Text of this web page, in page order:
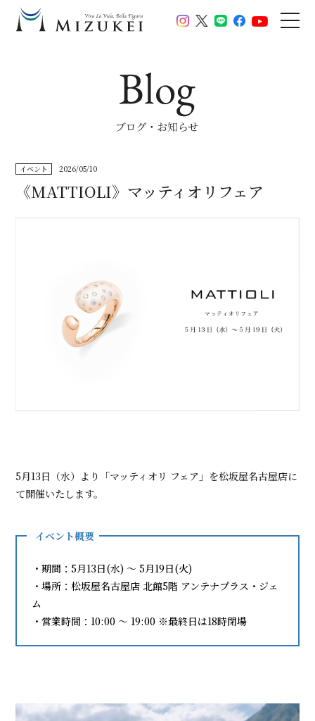
イベント 2026/05/10
《MATTIOLI》マッティオリフェア
5月13日（水）より「マッティオリ フェア」を松坂屋名古屋店に
て開催いたします。
イベント概要
・期間：5月13日(水) 〜 5月19日(火)
・場所：松坂屋名古屋店 北館5階 アンテナプラス・ジェ
ム
・営業時間：10:00 〜 19:00 ※最終日は18時閉場